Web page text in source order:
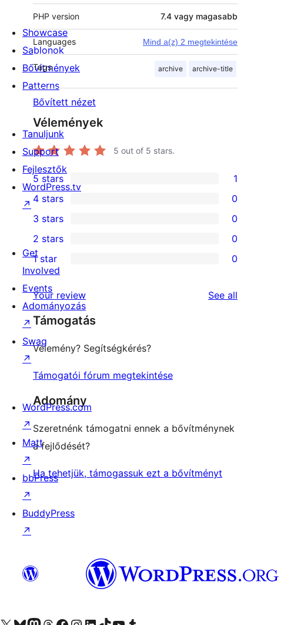
PHP version 7.4 vagy magasabb
Languages Mind a(z) 2 megtekintése
Tags archive archive-title
Bővített nézet
Vélemények
5 out of 5 stars.
1
5-
star
review
5 stars 1
4-
star
reviews
4 stars 0
0
3-
star
3 stars 0
2-
reviews
2 stars 0
0
1-
star
reviews
1 star 0
Your review See all
Támogatás
Vélemény? Segítségkérés?
Támogatói fórum megtekintése
Adomány
Szeretnénk támogatni ennek a bővítménynek
a fejlődését?
Ha tehetjük, támogassuk ezt a bővítményt
Showcase
Sablonok
Bővítmények
Patterns
Tanuljunk
Support
Fejlesztők
WordPress.tv
↗
Get
Involved
Events
Adományozás
↗
Swag
↗
WordPress.com
↗
Matt
↗
bbPress
↗
BuddyPress
↗